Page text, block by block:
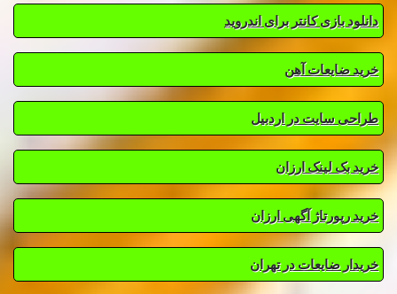
دانلود بازی کانتر برای اندروید
خرید ضایعات آهن
طراحی سایت در اردبیل
خرید بک لینک ارزان
خرید رپورتاژ آگهی ارزان
خریدار ضایعات در تهران